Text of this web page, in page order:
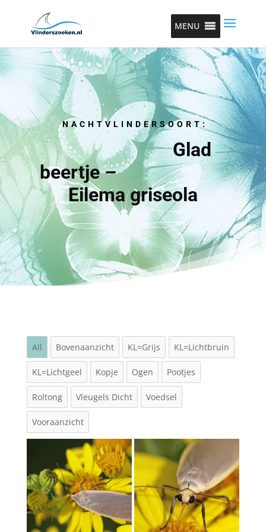
MENU
NACHTVLINDERSOORT:
Glad
beertje –
Eilema griseola
All Bovenaanzicht KL=Grijs KL=Lichtbruin
KL=Lichtgeel Kopje Ogen Pootjes
Roltong Vleugels Dicht Voedsel
Vooraanzicht